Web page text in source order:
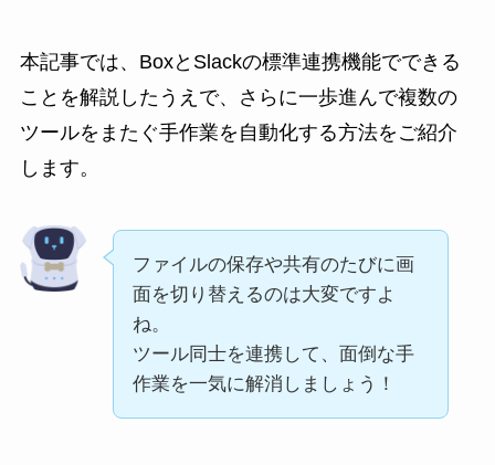
本記事では、BoxとSlackの標準連携機能でできる
ことを解説したうえで、さらに一歩進んで複数の
ツールをまたぐ手作業を自動化する方法をご紹介
します。
ファイルの保存や共有のたびに画
面を切り替えるのは大変ですよ
ね。
ツール同士を連携して、面倒な手
作業を一気に解消しましょう！